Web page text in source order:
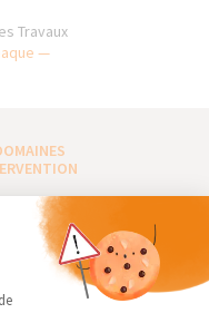
Travaux
—
INTÉRIEURE
EXTÉRIEURS